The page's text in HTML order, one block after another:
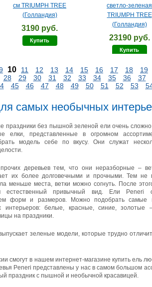
см TRIUMPH TREE
(Голландия)
3190 руб.
Купить
светло-зеленая
TRIUMPH TREE
(Голландия)
23190 руб.
Купить
10 11 12 13 14 15 16 17 18
19
28 29 30 31 32 33 34 35 36
37
45 46 47 48 49 50 51 52 53
самых необычных
праздники без пышной зеленой ели очень
елки, представленные в огромном
модель себе по вкусу. Они служат
деревьев тем, что они неразборные –
их более долговечными и прочными. Тем не
меньше места, ветки можно согнуть. После
привычный вид. Ели Peneri
форм и размеров. Можно подобрать самые
интерьеров: белые, красные, синие, золотые
на праздники.
зеленые модели, которые трудно
смогут в нашем интернет-магазине купить ель
Peneri представлены у нас в самом большом
праздник с пышной и необычной красавицей.